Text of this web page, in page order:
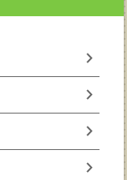
chevron_right
chevron_right
chevron_right
chevron_right